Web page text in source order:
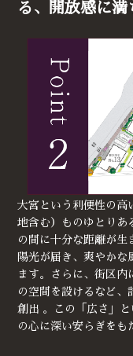
る、開放感に満
大宮という利便性の高
地含む）ものゆとりあ
の間に十分な距離が生
陽光が届き、爽やかな
ます。さらに、街区内
の空間を設けるなど、
創出 。この「広さ」
の心に深い安らぎをも